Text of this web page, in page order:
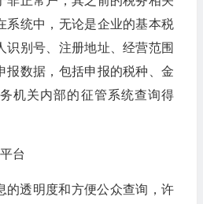
系统中，无论是企业的基本税
识别号、注册地址、经营范围
报数据，包括申报的税种、金
机关内部的征管系统查询得
台
的透明度和方便公众查询，许